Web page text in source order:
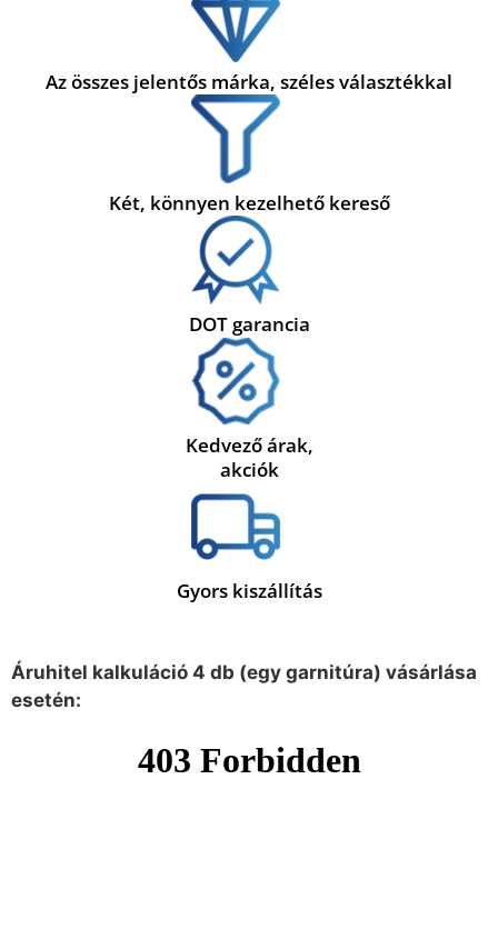
Az összes jelentős márka, széles választékkal
Két, könnyen kezelhető kereső
DOT garancia
Kedvező árak,
akciók
Gyors kiszállítás
Áruhitel kalkuláció 4 db (egy garnitúra) vásárlása
esetén: